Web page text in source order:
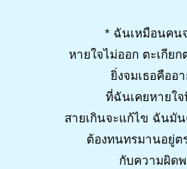
* ฉันเหมือนคน
หายใจไม่ออก ตะเกียก
ยิ่งจมเธอคืออ
ที่ฉันเคยหายใจ
สายเกินจะแก้ไข ฉันมัน
ต้องทนทรมานอยู่ต
กับความผิดพ